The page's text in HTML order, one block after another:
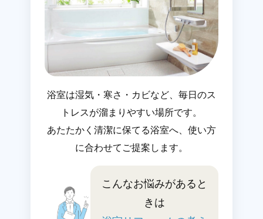
浴室は湿気・寒さ・カビなど、毎日のス
トレスが溜まりやすい場所です。
あたたかく清潔に保てる浴室へ、使い方
に合わせてご提案します。
こんなお悩みがあると
きは